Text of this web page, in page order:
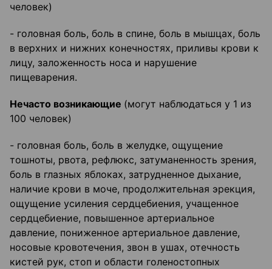
человек)
- головная боль, боль в спине, боль в мышцах, боль
в верхних и нижних конечностях, приливы крови к
лицу, заложенность носа и нарушение
пищеварения.
Нечасто возникающие (могут наблюдаться у 1 из
100 человек)
- головная боль, боль в желудке, ощущение
тошноты, рвота, рефлюкс, затуманенность зрения,
боль в глазных яблоках, затрудненное дыхание,
наличие крови в моче, продолжительная эрекция,
ощущение усиления сердцебиения, учащенное
сердцебиение, повышенное артериальное
давление, пониженное артериальное давление,
носовые кровотечения, звон в ушах, отечность
кистей рук, стоп и области голеностопных